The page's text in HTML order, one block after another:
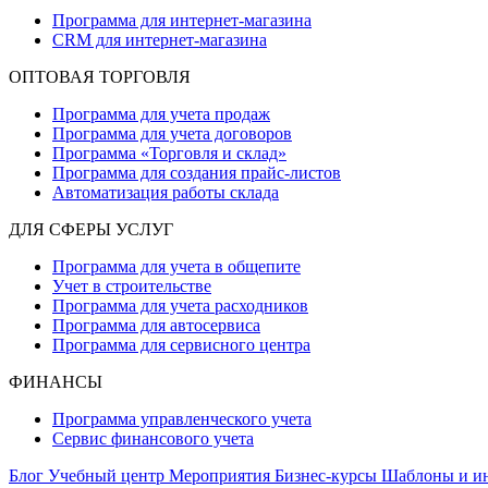
Программа для интернет-магазина
CRM для интернет-магазина
ОПТОВАЯ ТОРГОВЛЯ
Программа для учета продаж
Программа для учета договоров
Программа «Торговля и склад»
Программа для создания прайс‑листов
Автоматизация работы склада
ДЛЯ СФЕРЫ УСЛУГ
Программа для учета в общепите
Учет в строительстве
Программа для учета расходников
Программа для автосервиса
Программа для сервисного центра
ФИНАНСЫ
Программа управленческого учета
Сервис финансового учета
Блог Учебный центр Мероприятия Бизнес-курсы Шаблоны и